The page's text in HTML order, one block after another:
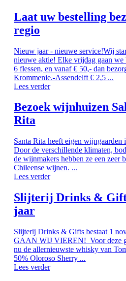
Laat uw bestelling
regio
Nieuw jaar - nieuwe service!Wij
nieuwe aktie! Elke vrijdag gaan we
6 flessen, en vanaf € 50,- dan
Krommenie.-Assendelft € 2,5 ...
Lees verder
Bezoek wijnhuizen
Rita
Santa Rita heeft eigen wijngaarden
Door de verschillende klimaten,
de wijnmakers hebben ze een zeer
Chileense wijnen. ...
Lees verder
Slijterij Drinks &
jaar
Slijterij Drinks & Gifts bestaat 1
GAAN WIJ VIEREN! Voor deze
nu de allernieuwste whisky van
50% Oloroso Sherry ...
Lees verder